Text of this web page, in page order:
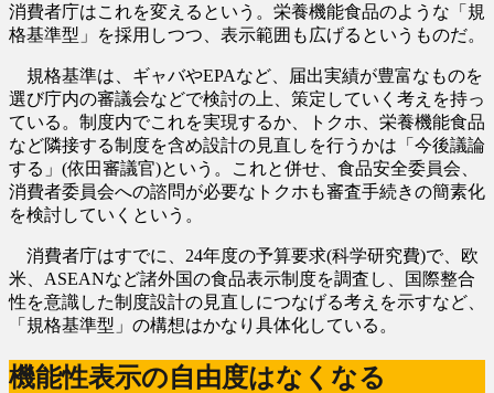
消費者庁はこれを変えるという。栄養機能食品のような「規
格基準型」を採用しつつ、表示範囲も広げるというものだ。
規格基準は、ギャバやEPAなど、届出実績が豊富なものを
選び庁内の審議会などで検討の上、策定していく考えを持っ
ている。制度内でこれを実現するか、トクホ、栄養機能食品
など隣接する制度を含め設計の見直しを行うかは「今後議論
する」(依田審議官)という。これと併せ、食品安全委員会、
消費者委員会への諮問が必要なトクホも審査手続きの簡素化
を検討していくという。
消費者庁はすでに、24年度の予算要求(科学研究費)で、欧
米、ASEANなど諸外国の食品表示制度を調査し、国際整合
性を意識した制度設計の見直しにつなげる考えを示すなど、
「規格基準型」の構想はかなり具体化している。
機能性表示の自由度はなくなる